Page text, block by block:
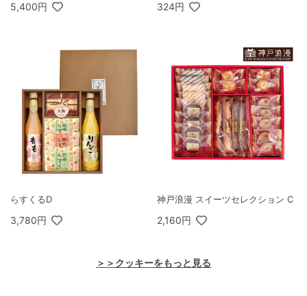
5,400円 324円
らすくるD
3,780円
神戸浪漫 スイーツセレクション C
2,160円
＞＞クッキーをもっと見る